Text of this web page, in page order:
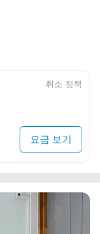
취소 정책
요금 보기